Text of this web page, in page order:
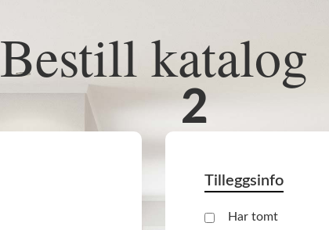
Bestill katalog
Tilleggsinfo
Har tomt